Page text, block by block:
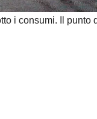
i consumi. Il punto